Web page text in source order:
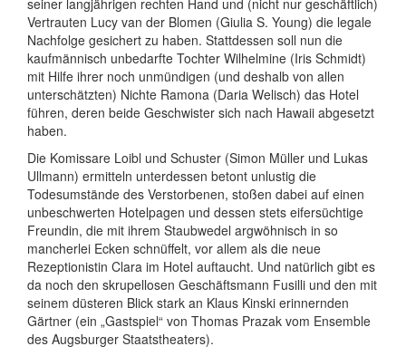
seiner langjährigen rechten Hand und (nicht nur geschäftlich)
Vertrauten Lucy van der Blomen (Giulia S. Young) die legale
Nachfolge gesichert zu haben. Stattdessen soll nun die
kaufmännisch unbedarfte Tochter Wilhelmine (Iris Schmidt)
mit Hilfe ihrer noch unmündigen (und deshalb von allen
unterschätzten) Nichte Ramona (Daria Welisch) das Hotel
führen, deren beide Geschwister sich nach Hawaii abgesetzt
haben.
Die Komissare Loibl und Schuster (Simon Müller und Lukas
Ullmann) ermitteln unterdessen betont unlustig die
Todesumstände des Verstorbenen, stoßen dabei auf einen
unbeschwerten Hotelpagen und dessen stets eifersüchtige
Freundin, die mit ihrem Staubwedel argwöhnisch in so
mancherlei Ecken schnüffelt, vor allem als die neue
Rezeptionistin Clara im Hotel auftaucht. Und natürlich gibt es
da noch den skrupellosen Geschäftsmann Fusilli und den mit
seinem düsteren Blick stark an Klaus Kinski erinnernden
Gärtner (ein „Gastspiel“ von Thomas Prazak vom Ensemble
des Augsburger Staatstheaters).